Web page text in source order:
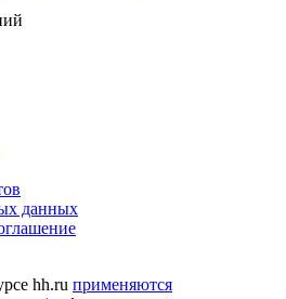
данных
hh.ru применяются